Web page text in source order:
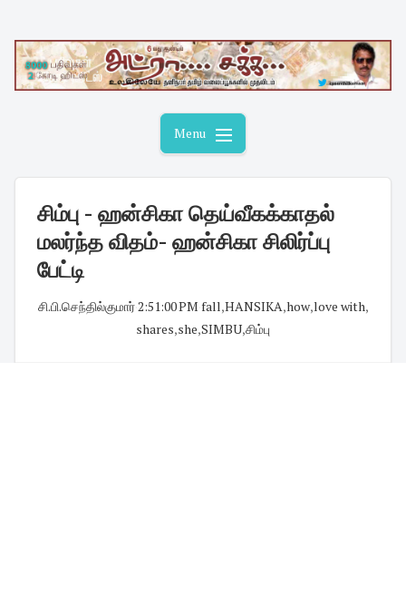
content
Menu
சிம்பு - ஹன்சிகா தெய்வீகக்காதல்
மலர்ந்த விதம்- ஹன்சிகா சிலிர்ப்பு
பேட்டி
சி.பி.செந்தில்குமார்·2:51:00 PM fall,HANSIKA,how,love with,
shares,she,SIMBU,சிம்பு